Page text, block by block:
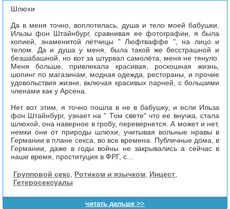
Шлюхи
Да в меня точно, воплотилась, душа и тело моей бабушки,
Ильзы фон Штайнбург, сравнивая ее фотографии, я была
копией, знаменитой лётчицы " Люфтваффе ", на лицо и
телом. Да и душа у меня, была такой же бесстрашной и
безшабашной, но вот за штурвал самолёта, меня не тянуло.
Меня больше, привлекала красивая, роскошная жизнь,
шопинг по магазинам, модная одежда, рестораны, и прочие
удовольствия жизни, включая красивых парней, с большими
членами как у Арсена.
Нет вот этим, я точно пошла в не в бабушку, и если Ильза
фон Штайнбург, узнает на " Том свете" что ее внучка, стала
шлюхой, она наверное в гробу, перевернется. А может и нет,
немки они от природы шлюхи, учитывая вольные нравы в
Германии в плане секса, во все времена. Публичные дома, в
Германии, даже в годы войны не закрывались а сейчас в
наше время, проституция в ФРГ, с...
Групповой секс Ротиком и язычком Инцест
Гетеросексуалы
читать дальше >>